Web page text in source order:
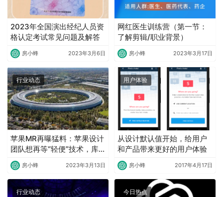
2023年全国演出经纪人员资
格认定考试常见问题及解答
房小蜂 2023年3月6日
网红医生训练营（第一节：
了解剪辑/职业背景）
房小蜂 2023年3月17日
行业动态
苹果MR再曝猛料：苹果设计
团队想再等“轻便”技术，库
克决定今年亮相
房小蜂 2023年3月13日
用户体验
从设计默认值开始，给用户
和产品带来更好的用户体验
房小蜂 2017年4月17日
行业动态 今日热点